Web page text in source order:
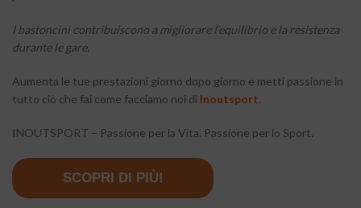
I bastoncini contribuiscono a migliorare l’equilibrio e la resistenza
durante le gare.
Aumenta le tue prestazioni giorno dopo giorno e metti passione in
tutto ciò che fai come facciamo noi di Inoutsport.
INOUTSPORT – Passione per la Vita. Passione per lo Sport.
SCOPRI DI PIÙ!